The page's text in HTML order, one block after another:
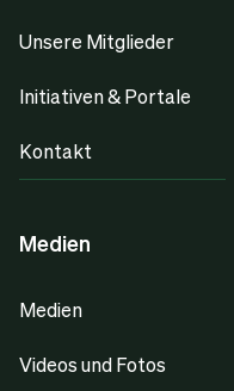
Unsere Mitglieder
Initiativen & Portale
Kontakt
Medien
Medien
Videos und Fotos